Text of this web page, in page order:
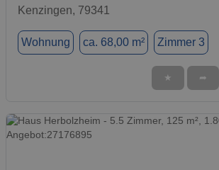
Kenzingen, 79341
Wohnung ca. 68,00 m² Zimmer 3
★ ➦